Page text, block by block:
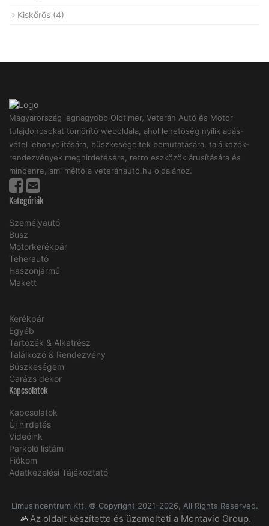
Kiskőrös (4)
Magyarország legnagyobb Oldtimer, Veterán Autó és Motor
tulajdonosokat tömörítő weboldala, ahol lehetőség nyílik adás-
vétel lebonyolitására, büszkeségeitek bemutatására, találkozók-
rendezvények meghirdetésére, retro eszközök árusítására és
mindenre, ami méltó a veteránautó.hu oldalához.
Kategóriák
Személyautó
Busz
Motorkerékpár
Teherautó
Haszonjármű
Makett
Kerékpár
Egyéb
Tartozék & Alkatrész
Találkozó & Rendezvény
Büszkeségem
Garázs dekor
Kapcsolatok
Kapcsolatok
Új hirdetés
Videóink
Parkoló listám
Fiókom
Adatkezelési Tájékoztató
Limusincentrum Kft. © Copyright 2021-2026, All Rights Reserved.
Az oldalt készítette és üzemelteti a Montavio Group.